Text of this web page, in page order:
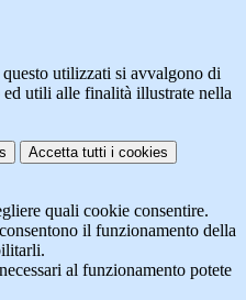
utilizzati si avvalgono di
utili alle finalità illustrate nella
Accetta tutti i cookies
quali cookie consentire.
il funzionamento della
al funzionamento potete